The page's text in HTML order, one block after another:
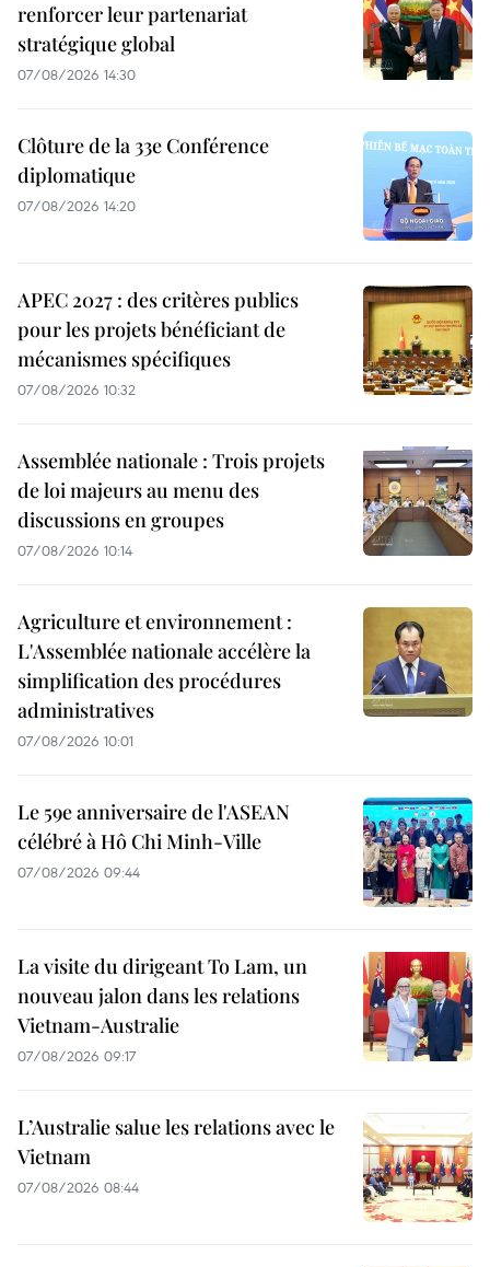
renforcer leur partenariat
stratégique global
07/08/2026 14:30
Clôture de la 33e Conférence
diplomatique
07/08/2026 14:20
APEC 2027 : des critères publics
pour les projets bénéficiant de
mécanismes spécifiques
07/08/2026 10:32
Assemblée nationale : Trois projets
de loi majeurs au menu des
discussions en groupes
07/08/2026 10:14
Agriculture et environnement :
L'Assemblée nationale accélère la
simplification des procédures
administratives
07/08/2026 10:01
Le 59e anniversaire de l'ASEAN
célébré à Hô Chi Minh-Ville
07/08/2026 09:44
La visite du dirigeant To Lam, un
nouveau jalon dans les relations
Vietnam-Australie
07/08/2026 09:17
L’Australie salue les relations avec le
Vietnam
07/08/2026 08:44